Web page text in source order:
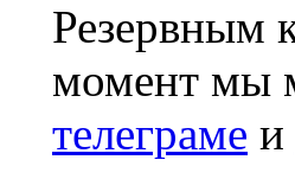
Резервным
момент мы
телеграме и